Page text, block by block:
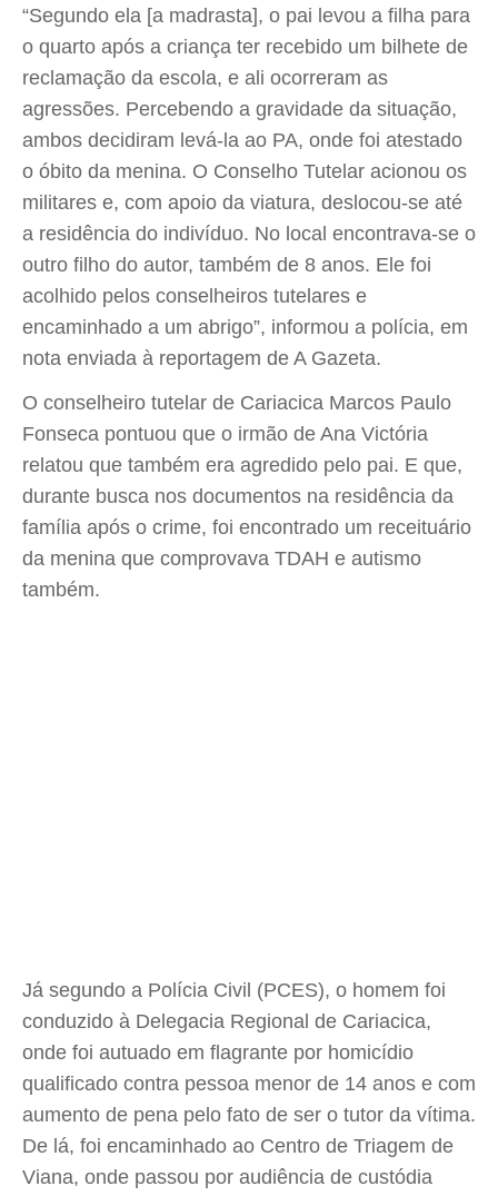
“Segundo ela [a madrasta], o pai levou a filha para
o quarto após a criança ter recebido um bilhete de
reclamação da escola, e ali ocorreram as
agressões. Percebendo a gravidade da situação,
ambos decidiram levá-la ao PA, onde foi atestado
o óbito da menina. O Conselho Tutelar acionou os
militares e, com apoio da viatura, deslocou-se até
a residência do indivíduo. No local encontrava-se o
outro filho do autor, também de 8 anos. Ele foi
acolhido pelos conselheiros tutelares e
encaminhado a um abrigo”, informou a polícia, em
nota enviada à reportagem de A Gazeta.
O conselheiro tutelar de Cariacica Marcos Paulo
Fonseca pontuou que o irmão de Ana Victória
relatou que também era agredido pelo pai. E que,
durante busca nos documentos na residência da
família após o crime, foi encontrado um receituário
da menina que comprovava TDAH e autismo
também.
Já segundo a Polícia Civil (PCES), o homem foi
conduzido à Delegacia Regional de Cariacica,
onde foi autuado em flagrante por homicídio
qualificado contra pessoa menor de 14 anos e com
aumento de pena pelo fato de ser o tutor da vítima.
De lá, foi encaminhado ao Centro de Triagem de
Viana, onde passou por audiência de custódia